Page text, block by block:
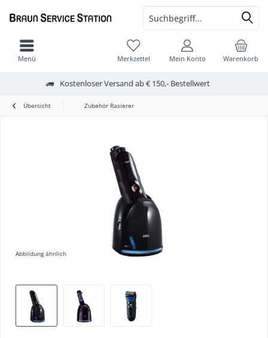
Kostenloser Versand ab € 150,- Bestellwert
Warenkorb
Merkzettel Mein Konto
Menü
Übersicht Zubehör Rasierer
Abbildung ähnlich